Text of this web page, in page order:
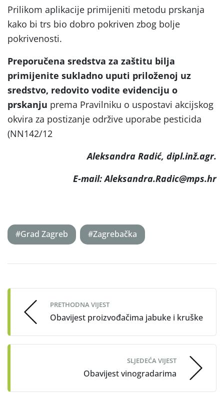
Prilikom aplikacije primijeniti metodu prskanja
kako bi trs bio dobro pokriven zbog bolje
pokrivenosti.
Preporučena sredstva za zaštitu bilja
primijenite sukladno uputi priloženoj uz
sredstvo, redovito vodite evidenciju o
prskanju prema Pravilniku o uspostavi akcijskog
okvira za postizanje održive uporabe pesticida
(NN142/12
Aleksandra Radić, dipl.inž.agr.
E-mail: Aleksandra.Radic@mps.hr
#Grad Zagreb #Zagrebačka
navigation
PRETHODNA VIJEST
Obavijest proizvođačima jabuke i kruške
SLJEDEĆA VIJEST
Obavijest vinogradarima